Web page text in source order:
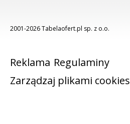
2001-2026 Tabelaofert.pl sp. z o.o.
Reklama Regulaminy
Zarządzaj plikami cookies